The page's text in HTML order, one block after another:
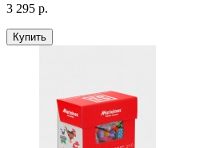
3 295 р.
Купить